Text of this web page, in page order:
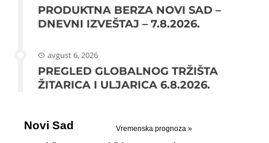
PRODUKTNA BERZA NOVI SAD –
DNEVNI IZVEŠTAJ – 7.8.2026.
avgust 6, 2026
PREGLED GLOBALNOG TRŽIŠTA
ŽITARICA I ULJARICA 6.8.2026.